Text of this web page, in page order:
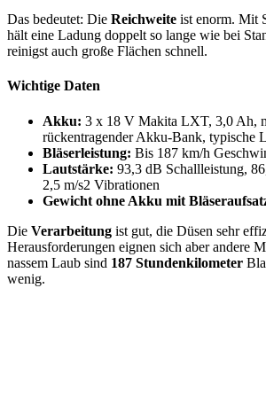
Das bedeutet: Die Reichweite ist enorm. Mit
hält eine Ladung doppelt so lange wie bei
reinigst auch große Flächen schnell.
Wichtige Daten
Akku: 3 x 18 V Makita LXT, 3,0 Ah,
rückentragender Akku-Bank, typische
Bläserleistung: Bis 187 km/h
Lautstärke: 93,3 dB Schallleistung,
2,5 m/s2 Vibrationen
Gewicht ohne Akku mit
Die Verarbeitung ist gut, die Düsen sehr
Herausforderungen eignen sich aber andere
nassem Laub sind 187 Stundenkilometer
wenig.